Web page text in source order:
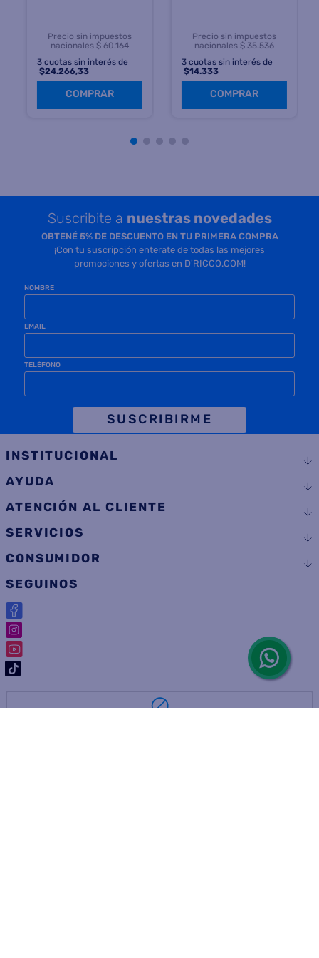
Precio sin impuestos
nacionales $ 60.164
3 cuotas sin interés de
$24.266,33
COMPRAR
Precio sin impuestos
nacionales $ 35.536
3 cuotas sin interés de
$14.333
COMPRAR
Suscribite a nuestras novedades
OBTENÉ 5% DE DESCUENTO EN TU PRIMERA COMPRA
¡Con tu suscripción enterate de todas las mejores
promociones y ofertas en D'RICCO.COM!
NOMBRE
EMAIL
TELÉFONO
SUSCRIBIRME
INSTITUCIONAL
AYUDA
ATENCIÓN AL CLIENTE
SERVICIOS
CONSUMIDOR
SEGUINOS